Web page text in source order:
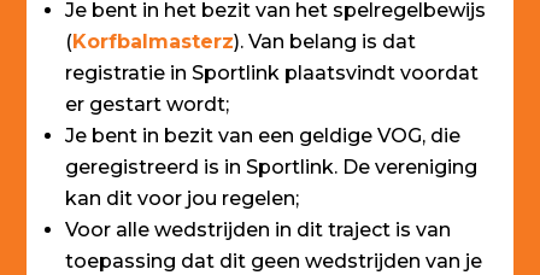
Je bent in het bezit van het spelregelbewijs
(Korfbalmasterz). Van belang is dat
registratie in Sportlink plaatsvindt voordat
er gestart wordt;
Je bent in bezit van een geldige VOG, die
geregistreerd is in Sportlink. De vereniging
kan dit voor jou regelen;
Voor alle wedstrijden in dit traject is van
toepassing dat dit geen wedstrijden van je